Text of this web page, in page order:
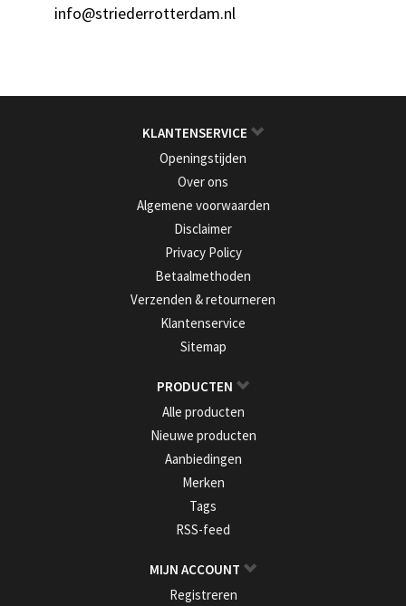
info@striederrotterdam.nl
KLANTENSERVICE
Openingstijden
Over ons
Algemene voorwaarden
Disclaimer
Privacy Policy
Betaalmethoden
Verzenden & retourneren
Klantenservice
Sitemap
PRODUCTEN
Alle producten
Nieuwe producten
Aanbiedingen
Merken
Tags
RSS-feed
MIJN ACCOUNT
Registreren